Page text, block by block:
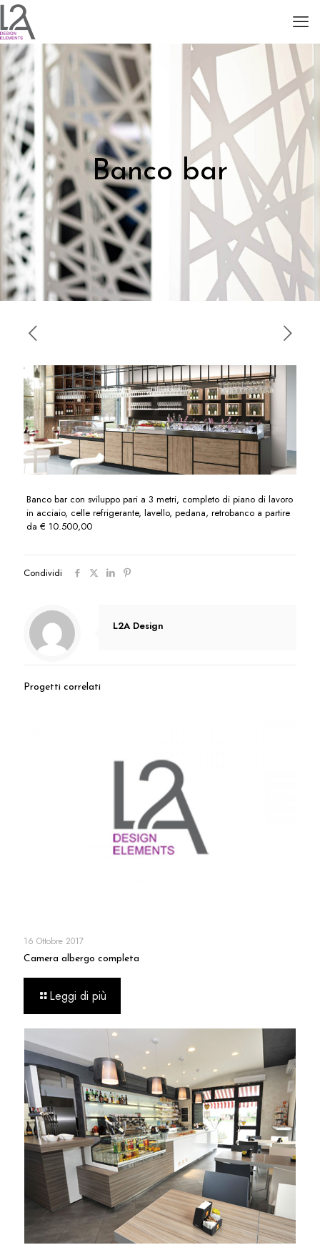
Banco bar
Banco bar con sviluppo pari a 3 metri, completo di piano di lavoro
in acciaio, celle refrigerante, lavello, pedana, retrobanco a partire
da € 10.500,00
Condividi
L2A Design
Progetti correlati
16 Ottobre 2017
Camera albergo completa
Leggi di più